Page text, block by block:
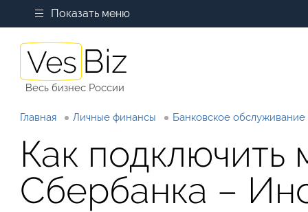
Показать меню
Весь бизнес России
Главная Личные финансы Банковское обслуживание
Как подключить
Сбербанка –